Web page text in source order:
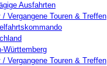
Ausfahrten
Vergangene Touren & Treffen
Vergangene Touren & Treffen